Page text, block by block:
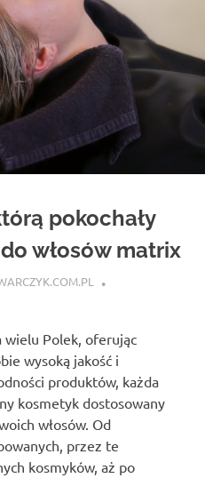
pokochały
włosów matrix
wielu Polek, oferując
wysoką jakość i
produktów, każda
kosmetyk dostosowany
włosów. Od
przez te
kosmyków, aż po